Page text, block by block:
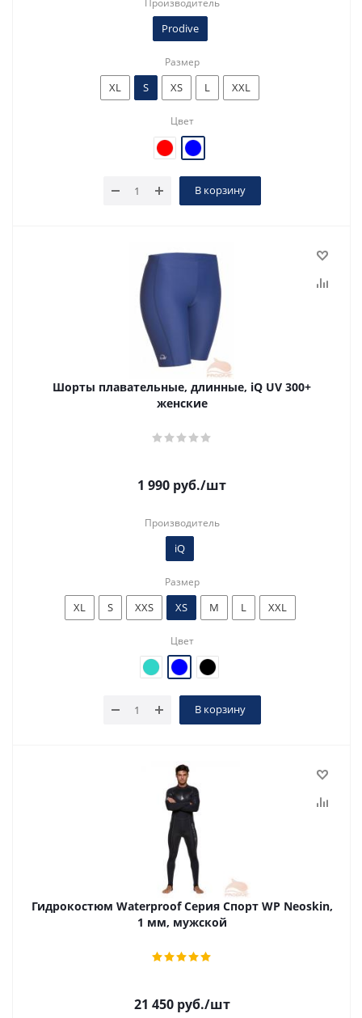
Производитель
Prodive
Размер
XL S XS L XXL
Цвет
В корзину
Шорты плавательные, длинные, iQ UV 300+
женские
1 990 руб./шт
Производитель
iQ
Размер
XL S XXS XS M L XXL
Цвет
В корзину
Гидрокостюм Waterproof Серия Спорт WP Neoskin,
1 мм, мужской
21 450руб./шт